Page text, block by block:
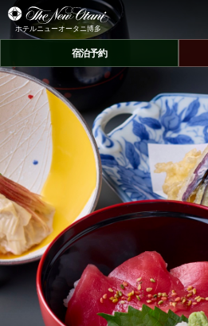
ホテルニューオータニ博多
宿泊予約